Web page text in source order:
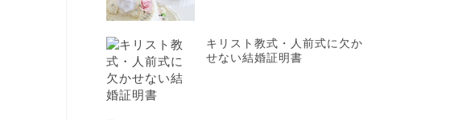
キリスト教式・人前式に欠か
せない結婚証明書